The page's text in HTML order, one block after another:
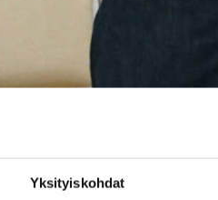
Yksityiskohdat